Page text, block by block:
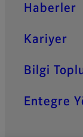
Haberler
Kariyer
Bilgi
Entegre